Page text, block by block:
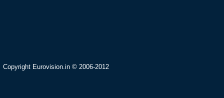
Copyright Eurovision.in © 2006-2012